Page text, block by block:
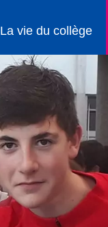
La vie du collège